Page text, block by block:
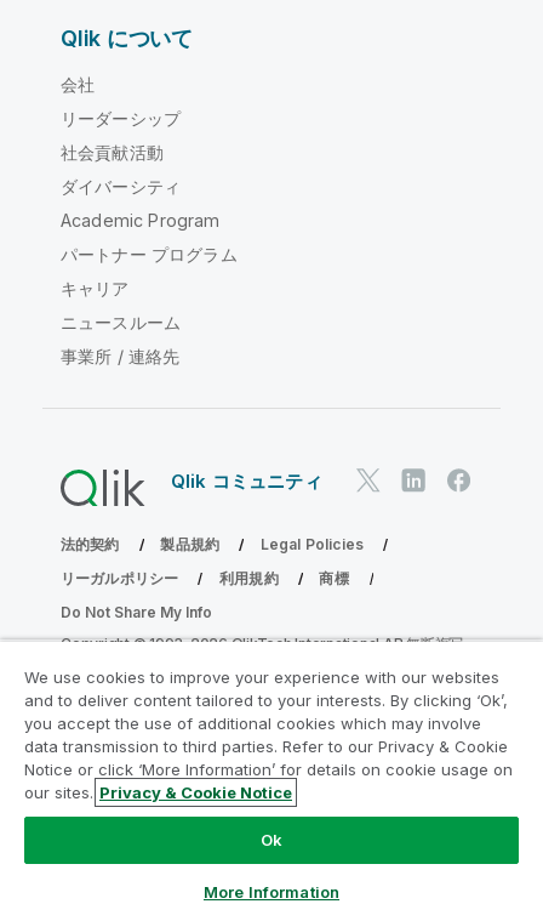
Qlik について
会社
リーダーシップ
社会貢献活動
ダイバーシティ
Academic Program
パートナー プログラム
キャリア
ニュースルーム
事業所 / 連絡先
Qlik コミュニティ
法的契約 製品規約
Legal Policies
リーガルポリシー
利用規約
商標
Do Not Share My Info
Copyright © 1993-2026 QlikTech International AB.無断複写・
分析の近代化プログラムに参加する
分析最新化プログラムにより、重要な QlikView app を危険
にさらすことなく最新化しましょう。
細を表示するか、次にお問い合わせください。
ampquestions@qlik.com
We use cookies to improve your experience with our websites
and to deliver content tailored to your interests. By clicking ‘Ok’,
you accept the use of additional cookies which may involve
data transmission to third parties. Refer to our Privacy & Cookie
Notice or click ‘More Information’ for details on cookie usage on
our sites. Privacy & Cookie Notice
Ok
More Information